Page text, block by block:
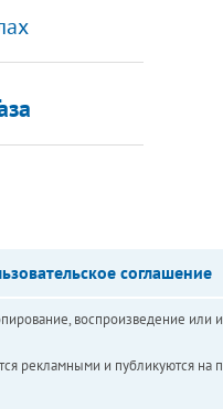
соглашение
воспроизведение или
и публикуются на